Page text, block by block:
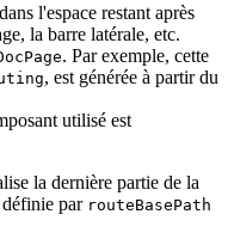
l'espace restant après
la barre latérale, etc.
. Par exemple, cette
, est générée à partir du
utilisé est
la dernière partie de la
définie par routeBasePath